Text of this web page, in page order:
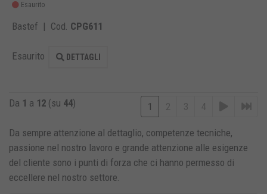
Esaurito
Bastef | Cod. CPG611
Esaurito DETTAGLI
Da 1 a 12 (su 44) 1 2 3 4
Da sempre attenzione al dettaglio, competenze tecniche,
passione nel nostro lavoro e grande attenzione alle esigenze
del cliente sono i punti di forza che ci hanno permesso di
eccellere nel nostro settore.